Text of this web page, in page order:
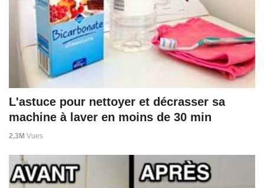
L'astuce pour nettoyer et décrasser sa
machine à laver en moins de 30 min
2,3M Vues